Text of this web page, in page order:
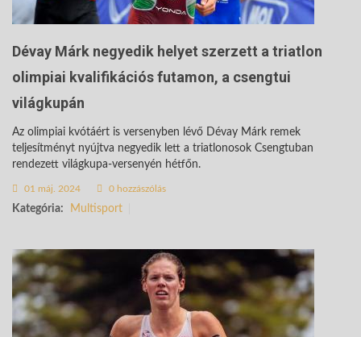
Dévay Márk negyedik helyet szerzett a triatlon
olimpiai kvalifikációs futamon, a csengtui
világkupán
Az olimpiai kvótáért is versenyben lévő Dévay Márk remek
teljesítményt nyújtva negyedik lett a triatlonosok Csengtuban
rendezett világkupa-versenyén hétfőn.
01 máj. 2024 0 hozzászólás
Kategória: Multisport